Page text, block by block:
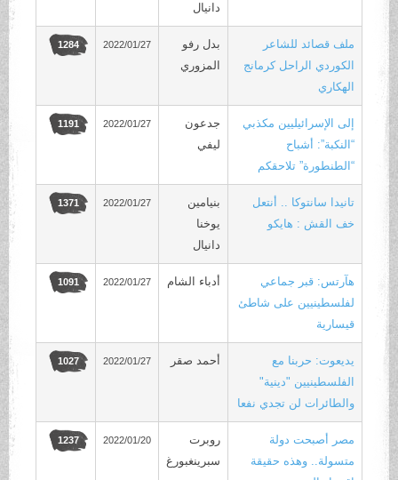
دانيال
ملف قصائد للشاعر
الكوردي الراحل كرمانج
الهكاري
بدل رفو
المزوري
2022/01/27
1284
إلى الإسرائيليين مكذبي
“النكبة”: أشباح
“الطنطورة” تلاحقكم
جدعون
ليفي
2022/01/27
1191
تانيدا سانتوكا .. أنتعل
خف القش : هايكو
بنيامين
يوخنا
دانيال
2022/01/27
1371
هآرتس: قبر جماعي
لفلسطينيين على شاطئ
قيسارية
أدباء الشام 2022/01/27
1091
يديعوت: حربنا مع
الفلسطينيين "دينية"
والطائرات لن تجدي نفعا
أحمد صقر 2022/01/27
1027
مصر أصبحت دولة
متسولة.. وهذه حقيقة
روبرت
سبرينغبورغ
2022/01/20
1237